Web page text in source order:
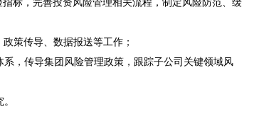
策传导、数据报送等工作；
，传导集团风险管理政策，跟踪子公司关键领域风